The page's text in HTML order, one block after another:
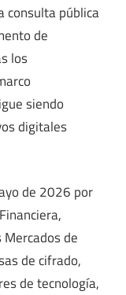
consulta pública
de
los
siendo
digitales
de 2026 por
de
de cifrado,
de tecnología,